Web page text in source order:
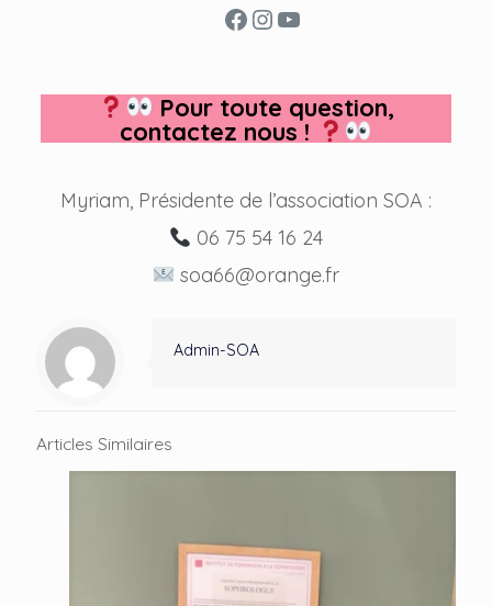
Facebook
Instagram
YouTube
Pour toute question,
contactez nous !
Myriam, Présidente de l’association SOA :
06 75 54 16 24
soa66@orange.fr
Admin-SOA
Articles Similaires